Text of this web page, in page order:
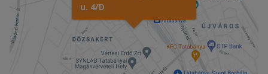
u. 4/D